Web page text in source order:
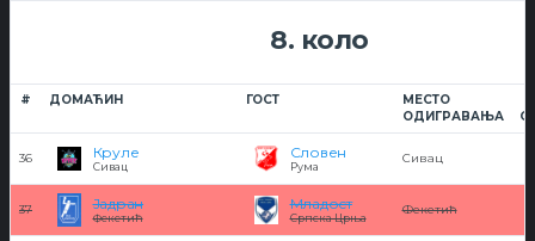
8. коло
# ДОМАЋИН ГОСТ
МЕСТО
ОДИГРАВАЊА
36 Круле
Сивац
Словен
Рума
Сивац
37 Јадран
Фекетић
Младост
Српска Црња
Фекетић